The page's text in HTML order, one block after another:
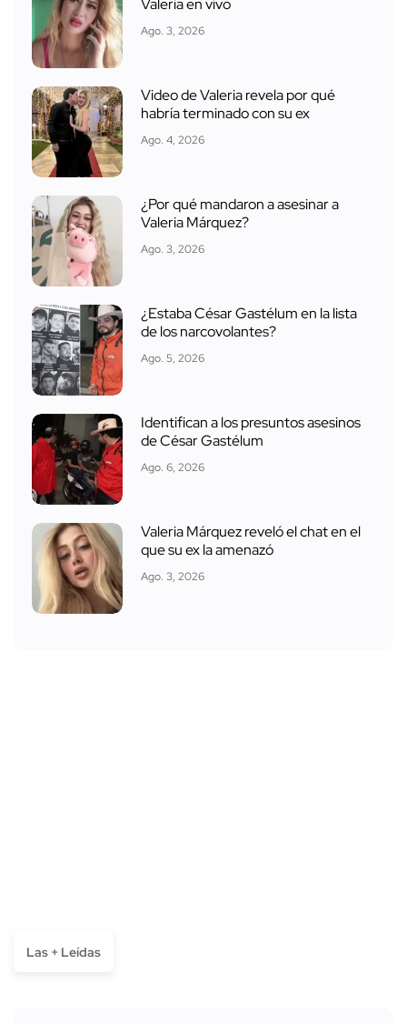
Valeria en vivo
Ago. 3, 2026
Video de Valeria revela por qué
habría terminado con su ex
Ago. 4, 2026
¿Por qué mandaron a asesinar a
Valeria Márquez?
Ago. 3, 2026
¿Estaba César Gastélum en la lista
de los narcovolantes?
Ago. 5, 2026
Identifican a los presuntos asesinos
de César Gastélum
Ago. 6, 2026
Valeria Márquez reveló el chat en el
que su ex la amenazó
Ago. 3, 2026
Las + Leídas